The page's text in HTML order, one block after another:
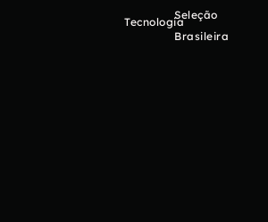
Tecnologia
Seleção
Brasileira